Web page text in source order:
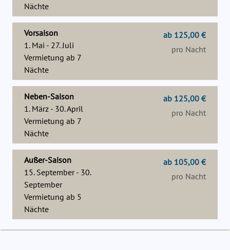
Nächte
Vorsaison
1. Mai - 27. Juli
Vermietung ab 7
Nächte
ab 125,00 €
pro Nacht
Neben-Saison
1. März - 30. April
Vermietung ab 7
Nächte
ab 125,00 €
pro Nacht
Außer-Saison
15. September - 30.
September
Vermietung ab 5
Nächte
ab 105,00 €
pro Nacht